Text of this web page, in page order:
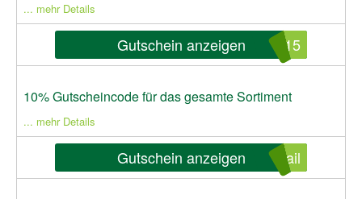
... mehr Details
Gutschein anzeigen L15
10% Gutscheincode für das gesamte Sortiment
... mehr Details
Gutschein anzeigen ail